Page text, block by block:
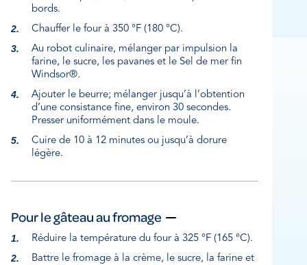
bords.
Chauffer le four à 350 °F (180 °C).
Au robot culinaire, mélanger par impulsion la
farine, le sucre, les pavanes et le Sel de mer fin
Windsor®.
Ajouter le beurre; mélanger jusqu’à l’obtention
d’une consistance fine, environ 30 secondes.
Presser uniformément dans le moule.
Cuire de 10 à 12 minutes ou jusqu’à dorure
légère.
Pour le gâteau au fromage
Réduire la température du four à 325 °F (165 °C).
Battre le fromage à la crème, le sucre, la farine et